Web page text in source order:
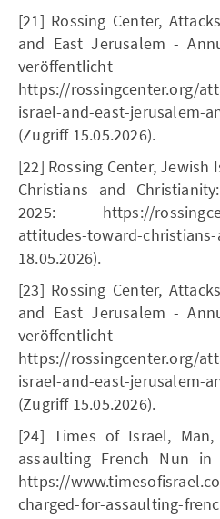
[21] Rossing Center,
and East Jerusalem -
https://rossingcenter.org/
israel-and-east-jerusalem-
(Zugriff 15.05.2026).
[22] Rossing Center, Jewish
Christians and
2025: https://
attitudes-toward-
18.05.2026).
[23] Rossing Center,
and East Jerusalem -
https://rossingcenter.org/
israel-and-east-jerusalem-
(Zugriff 15.05.2026).
[24] Times of Israel,
assaulting French Nun in
https://
charged-for-assaulting-